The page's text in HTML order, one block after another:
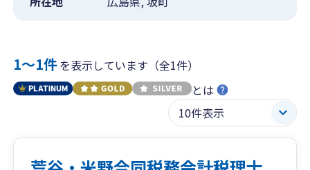
1〜1件を表示しています（全1件）
とは